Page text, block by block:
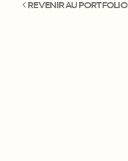
REVENIR AU PORTFOLIO